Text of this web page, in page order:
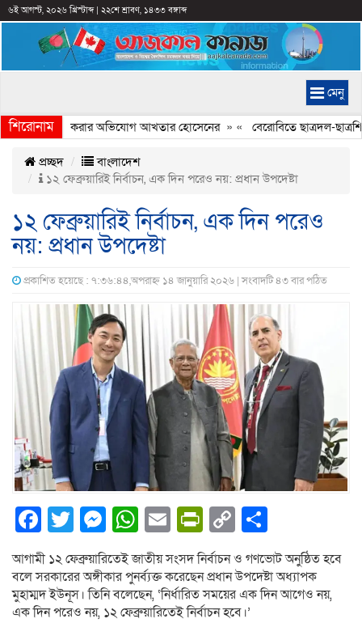
৬ই আগস্ট, ২০২৬ খ্রিস্টাব্দ| ২২শে শ্রাবণ, ১৪৩৩ বঙ্গাব্দ
মেনু
শিরোনাম
ইতিহাস বিকৃত করার অভিযোগ আখতার হোসেনের» « বেরোবিতে ছাত্রদল-
প্রচ্ছদ
বাংলাদেশ
১২ ফেব্রুয়ারিই নির্বাচন, এক দিন পরেও নয়: প্রধান উপদেষ্টা
১২ ফেব্রুয়ারিই নির্বাচন, এক দিন পরেও
নয়: প্রধান উপদেষ্টা
প্রকাশিত হয়েছে : ৭:৩৬:৪৪,অপরাহ্ন ১৪ জানুয়ারি ২০২৬ | সংবাদটি ৪৩ বার পঠিত
Facebook
Twitter
Messenger
WhatsApp
EmailPrintFriendly
Copy
Link
আগামী ১২ ফেব্রুয়ারিতেই জাতীয় সংসদ নির্বাচন ও গণভোট অনুষ্ঠিত হবে
বলে সরকারের অঙ্গীকার পুনর্ব্যক্ত করেছেন প্রধান উপদেষ্টা অধ্যাপক
মুহাম্মদ ইউনূস। তিনি বলেছেন, ‘নির্ধারিত সময়ের এক দিন আগেও নয়,
এক দিন পরেও নয়, ১২ ফেব্রুয়ারিতেই নির্বাচন হবে।’